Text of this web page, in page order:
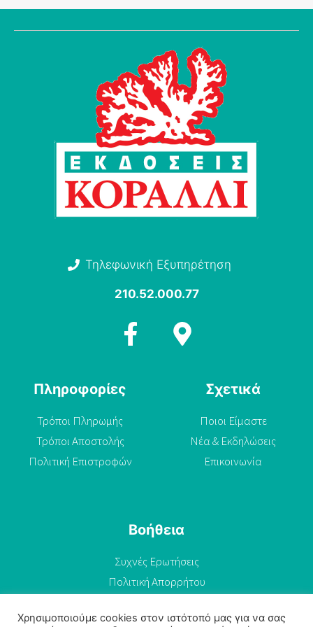
Τηλεφωνική Εξυπηρέτηση
210.52.000.77
Πληροφορίες
Τρόποι Πληρωμής
Τρόποι Αποστολής
Πολιτική Επιστροφών
Σχετικά
Ποιοι Είμαστε
Νέα & Εκδηλώσεις
Επικοινωνία
Βοήθεια
Συχνές Ερωτήσεις
Πολιτική Απορρήτου
Χρησιμοποιούμε cookies στον ιστότοπό μας για να σας